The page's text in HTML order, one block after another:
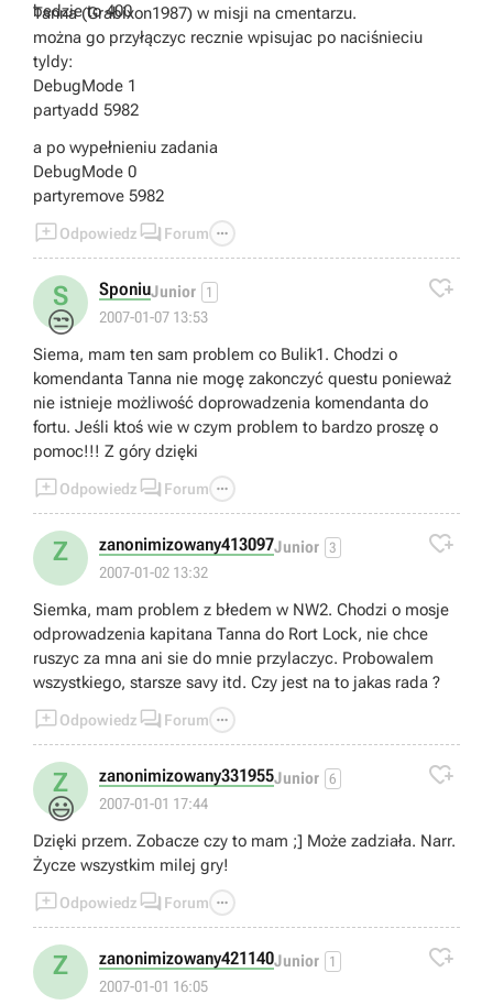
bedzie to 400
Tanna (Grabixon1987) w misji na cmentarzu.
można go przyłączyc recznie wpisujac po naciśnieciu
tyldy:
DebugMode 1
partyadd 5982
a po wypełnieniu zadania
DebugMode 0
partyremove 5982
Odpowiedz  Forum 
S
😒
SponiuJunior 1
2007-01-07 13:53

Siema, mam ten sam problem co Bulik1. Chodzi o
komendanta Tanna nie mogę zakonczyć questu ponieważ
nie istnieje możliwość doprowadzenia komendanta do
fortu. Jeśli ktoś wie w czym problem to bardzo proszę o
pomoc!!! Z góry dzięki
Odpowiedz  Forum 
Z zanonimizowany413097Junior 3
2007-01-02 13:32

Siemka, mam problem z błedem w NW2. Chodzi o mosje
odprowadzenia kapitana Tanna do Rort Lock, nie chce
ruszyc za mna ani sie do mnie przylaczyc. Probowalem
wszystkiego, starsze savy itd. Czy jest na to jakas rada ?
Odpowiedz  Forum 
Z
😃
zanonimizowany331955Junior 6
2007-01-01 17:44

Dzięki przem. Zobacze czy to mam ;] Może zadziała. Narr.
Życze wszystkim milej gry!
Odpowiedz  Forum 
Z zanonimizowany421140Junior 1
2007-01-01 16:05
